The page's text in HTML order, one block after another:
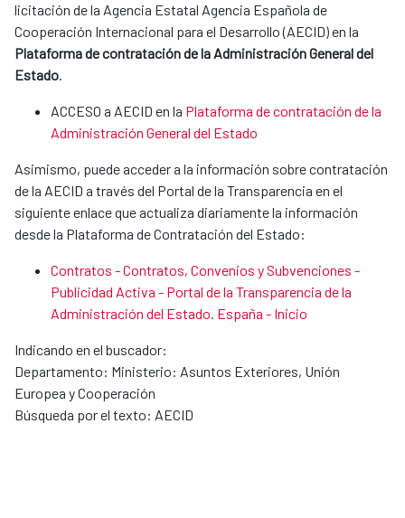
licitación de la Agencia Estatal Agencia Española de
Cooperación Internacional para el Desarrollo (AECID) en la
Plataforma de contratación de la Administración General del
Estado.
ACCESO a AECID en la Plataforma de contratación de la
Administración General del Estado
Asimismo, puede acceder a la información sobre contratación
de la AECID a través del Portal de la Transparencia en el
siguiente enlace que actualiza diariamente la información
desde la Plataforma de Contratación del Estado:
Contratos - Contratos, Convenios y Subvenciones -
Publicidad Activa - Portal de la Transparencia de la
Administración del Estado. España - Inicio
Indicando en el buscador:
Departamento: Ministerio: Asuntos Exteriores, Unión
Europea y Cooperación
Búsqueda por el texto: AECID